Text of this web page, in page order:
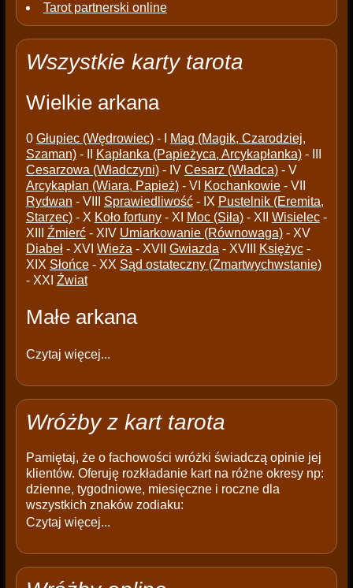
Tarot partnerski online
Wszystkie karty tarota
Wielkie arkana
0 Głupiec (Wędrowiec)- I
Mag (Magik, Czarodziej,
Szaman)- II Kapłanka (Papieżyca, Arcykapłanka)- III
Cesarzowa (Władczyni)- IV Cesarz (Władca)- V
Arcykapłan (Wiara, Papież)- VI Kochankowie- VII
Rydwan - VIII Sprawiedliwość- IX Pustelnik (Eremita,
Starzec)- X Koło fortuny- XI Moc (Siła)- XII Wisielec-
XIII Źmierć- XIV Umiarkowanie (Równowaga)- XV
Diabeł- XVI Wieża - XVII Gwiazda - XVIII Księżyc-
XIX Słońce- XX Sąd ostateczny (Zmartwychwstanie)
- XXI Źwiat
Małe arkana
Czytaj więcej...
Wróżby z kart tarota
Pamiętaj, że o fachowości wróżki świadczą opinie jej
klientów. Oferuję rozkładanie kart na różne okresy np:
dzienne, tygodniowe, miesięczne i roczne dla
wszystkich znaków zodiaku:
Czytaj więcej...